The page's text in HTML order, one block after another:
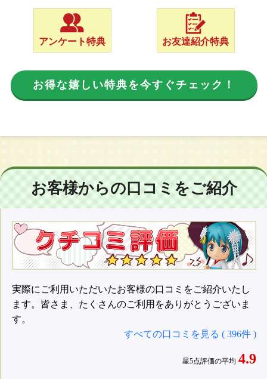
アンケート特典 お友達紹介特典
お得な嬉しい特典を今すぐチェック！
お客様からの口コミをご紹介
実際にご利用いただいたお客様の口コミをご紹介いたし
ます。皆さま、たくさんのご利用をありがとうございま
す。
すべての口コミを見る ( 396件 )
星5点評価の平均 4.9